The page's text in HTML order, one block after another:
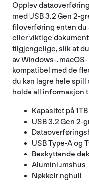
Opplev
med USB 3.2 Gen 2-
filoverføring enten du
eller viktige
tilgjengelige, slik at
av Windows-,
kompatibel med de
du kan lagre hele spill
holde all informasjon
Kapasitet på 1TB
USB 3.2 Gen 2-
USB Type-A og
Beskyttende
Aluminiumshus
Nøkkelringhull